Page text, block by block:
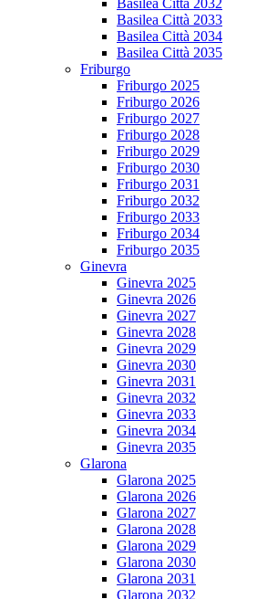
Basilea Città 2032
Basilea Città 2033
Basilea Città 2034
Basilea Città 2035
Friburgo
Friburgo 2025
Friburgo 2026
Friburgo 2027
Friburgo 2028
Friburgo 2029
Friburgo 2030
Friburgo 2031
Friburgo 2032
Friburgo 2033
Friburgo 2034
Friburgo 2035
Ginevra
Ginevra 2025
Ginevra 2026
Ginevra 2027
Ginevra 2028
Ginevra 2029
Ginevra 2030
Ginevra 2031
Ginevra 2032
Ginevra 2033
Ginevra 2034
Ginevra 2035
Glarona
Glarona 2025
Glarona 2026
Glarona 2027
Glarona 2028
Glarona 2029
Glarona 2030
Glarona 2031
Glarona 2032